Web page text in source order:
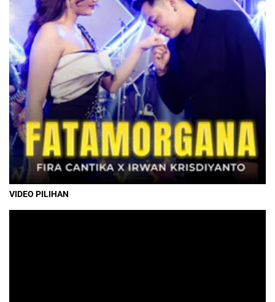
VIDEO PILIHAN